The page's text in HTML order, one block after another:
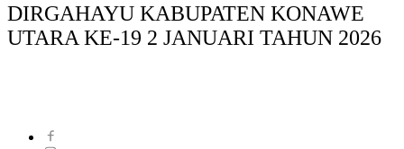
DIRGAHAYU KABUPATEN KONAWE
UTARA KE-19 2 JANUARI TAHUN 2026